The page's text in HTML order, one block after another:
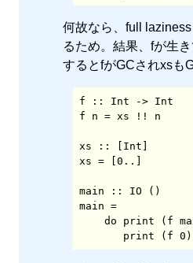
何故なら、full
るため。結果、fが生
するとfがGCされxsも
f :: Int -> Int
f n = xs !! n
xs :: [Int]
xs = [0..]
main :: IO ()
main =
       print (f 0)